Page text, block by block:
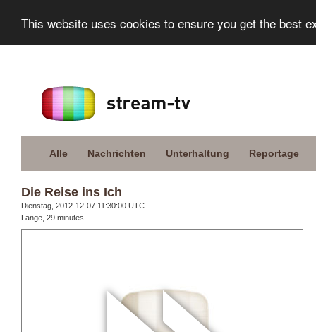
This website uses cookies to ensure you get the best
Alle Nachrichten Unterhaltung Reportage
Die Reise ins Ich
Dienstag, 2012-12-07 11:30:00 UTC
Länge, 29 minutes